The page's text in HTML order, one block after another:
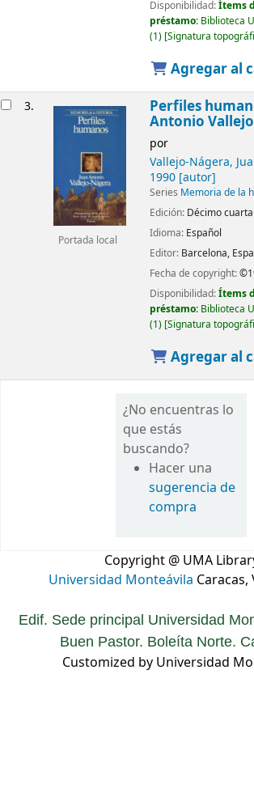
Disponibilidad:Ítems
préstamo: Biblioteca
(1) Signatura
Agregar al
3.
Portada local
Perfiles
Antonio
por
Vallejo-Nágera,
1990[autor]
Series Memoria de la
Edición: Décimo
Idioma: Español
Editor: Barcelona,
Fecha de copyright:
Disponibilidad:Ítems
préstamo: Biblioteca
(1) Signatura
Agregar al
¿No encuentras lo
que estás
buscando?
Hacer una
sugerencia de
compra
Copyright @ UMA
Universidad Monteávila Caracas,
Edif. Sede principal Universidad
Buen Pastor. Boleíta Norte.
Customized by Universidad